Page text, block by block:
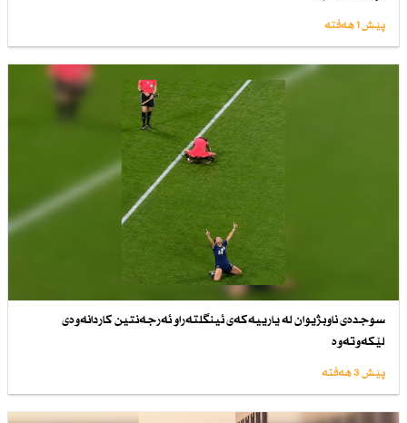
پێش 1 هەفتە
سوجدەی ناوبژیوان لە یارییەكەی ئینگلتەراو ئەرجەنتین كاردانەوەی
لێكەوتەوە
پێش 3 هەفتە